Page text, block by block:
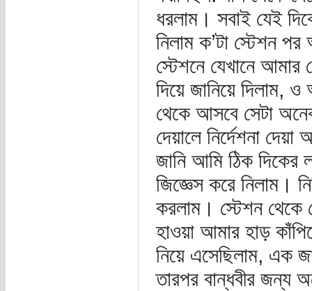
ধরলাম। সবাই যেই
নিলাম ক’টা স্টেশন
স্টেশনে যেখানে
দিয়ে জানিয়ে দিলাম,
থেকে আসবে সেটা
দেয়ালে নির্দেশনা
জানি আমি ঠিক
জিজ্ঞেস করে নিলাম।
করলাম। স্টেশন থেকে
হাওয়া আমার হাড়
নিয়ে এসেছিলাম, এক
তারপর বান্ধবীর জন্য